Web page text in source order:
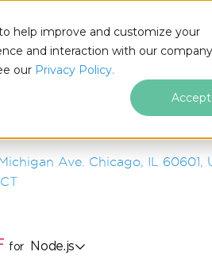
help improve and customize your
and interaction with our
our Privacy Policy.
Accept
Ave. Chicago, IL 60601,
for Node.js